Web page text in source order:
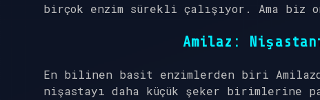
birçok enzim sürekli çalışıyor. Ama biz
Amilaz :
En bilinen basit enzimlerden biri Amilaz
nişastayı daha küçük şeker birimlerine